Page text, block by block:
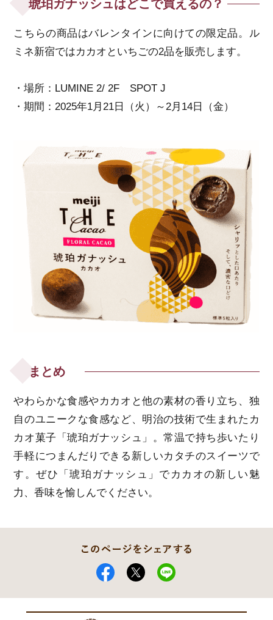
琥珀ガナッシュはどこで買えるの？
こちらの商品はバレンタインに向けての限定品。ル
ミネ新宿ではカカオといちごの2品を販売します。
・場所：LUMINE 2/ 2F SPOT J
・期間：2025年1月21日（火）～2月14日（金）
まとめ
やわらかな食感やカカオと他の素材の香り立ち、独
自のユニークな食感など、明治の技術で生まれたカ
カオ菓子「琥珀ガナッシュ」。常温で持ち歩いたり
手軽につまんだりできる新しいカタチのスイーツで
す。ぜひ「琥珀ガナッシュ」でカカオの新しい魅
力、香味を愉しんでください。